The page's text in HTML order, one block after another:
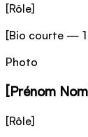
[Rôle]
[Bio courte — 1
Photo
[Prénom
[Rôle]